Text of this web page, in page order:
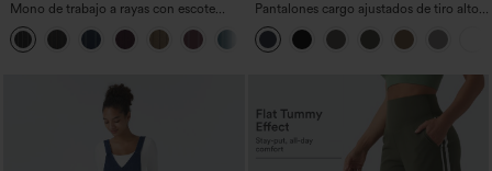
Mono de trabajo a rayas con escote
barco, sin mangas, lazo lateral, tacto
Cool Touch y bolsillos - Edición Easy
Peezy
+8
Pantalones cargo ajustados de tiro alto
con múltiples bolsillos y cremallera con
botones